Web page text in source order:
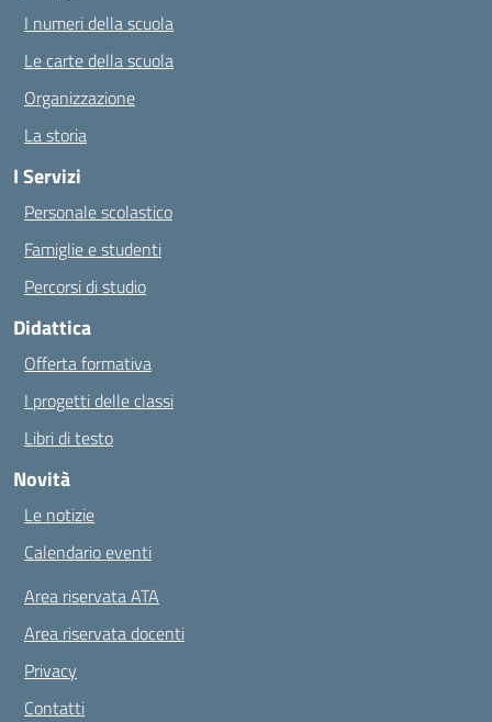
I numeri della scuola
Le carte della scuola
Organizzazione
La storia
I Servizi
Personale scolastico
Famiglie e studenti
Percorsi di studio
Didattica
Offerta formativa
I progetti delle classi
Libri di testo
Novità
Le notizie
Calendario eventi
Area riservata ATA
Area riservata docenti
Privacy
Contatti